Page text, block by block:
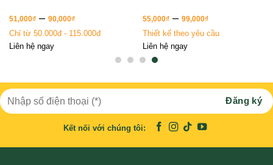
55,000₫– 99,000₫
Thiết kế theo yêu cầu
Liên hệ ngay
51,000₫– 90,000₫
Chỉ từ 50.000đ - 115.000đ
Liên hệ ngay
Kết nối với chúng tôi: